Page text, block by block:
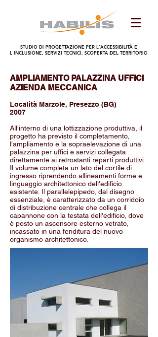
STUDIO DI PROGETTAZIONE PER L'ACCESSIBILITÀ E
L'INCLUSIONE, SERVIZI TECNICI, SCOPERTA DEL TERRITORIO
AMPLIAMENTO PALAZZINA UFFICI
AZIENDA MECCANICA
Località Marzole, Presezzo (BG)
2007
All'interno di una lottizzazione produttiva, il
progetto ha previsto il completamento,
l'ampliamento e la sopraelevazione di una
palazzina per uffici e servizi collegata
direttamente ai retrostanti reparti produttivi.
Il volume completa un lato del cortile di
ingresso riprendendo allineamenti forme e
linguaggio architettonico dell'edificio
esistente. Il parallelepipedo, dal disegno
essenziale, è caratterizzato da un corridoio
di distribuzione centrale che collega il
capannone con la testata dell'edificio, dove
è posto un ascensore esterno vetrato,
incassato in una fenditura del nuovo
organismo architettonico.